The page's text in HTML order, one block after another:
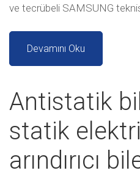
ve tecrübeli SAMSUNG
Devamını Oku
Antistatik
statik
arındırıcı